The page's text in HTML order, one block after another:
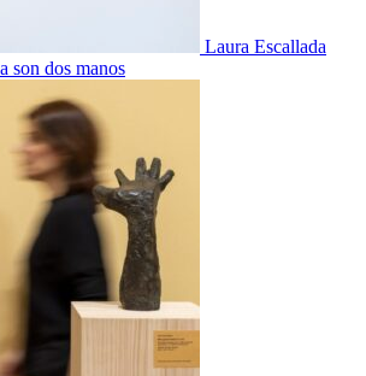
Laura Escallada
son dos manos